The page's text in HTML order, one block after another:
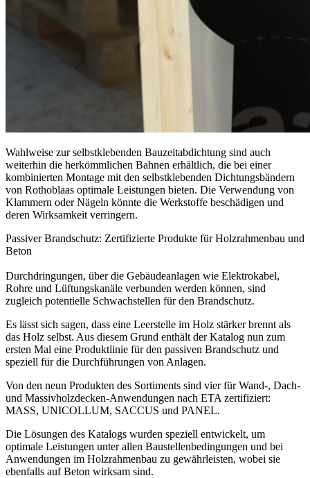
Wahlweise zur selbstklebenden Bauzeitabdichtung sind auch
weiterhin die herkömmlichen Bahnen erhältlich, die bei einer
kombinierten Montage mit den selbstklebenden Dichtungsbändern
von Rothoblaas optimale Leistungen bieten. Die Verwendung von
Klammern oder Nägeln könnte die Werkstoffe beschädigen und
deren Wirksamkeit verringern.
Passiver Brandschutz: Zertifizierte Produkte für Holzrahmenbau und
Beton
Durchdringungen, über die Gebäudeanlagen wie Elektrokabel,
Rohre und Lüftungskanäle verbunden werden können, sind
zugleich potentielle Schwachstellen für den Brandschutz.
Es lässt sich sagen, dass eine Leerstelle im Holz stärker brennt als
das Holz selbst. Aus diesem Grund enthält der Katalog nun zum
ersten Mal eine Produktlinie für den passiven Brandschutz und
speziell für die Durchführungen von Anlagen.
Von den neun Produkten des Sortiments sind vier für Wand-, Dach-
und Massivholzdecken-Anwendungen nach ETA zertifiziert:
MASS, UNICOLLUM, SACCUS und PANEL.
Die Lösungen des Katalogs wurden speziell entwickelt, um
optimale Leistungen unter allen Baustellenbedingungen und bei
Anwendungen im Holzrahmenbau zu gewährleisten, wobei sie
ebenfalls auf Beton wirksam sind.